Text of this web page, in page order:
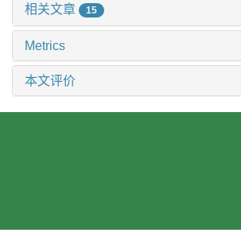
相关文章 15
Metrics
本文评价